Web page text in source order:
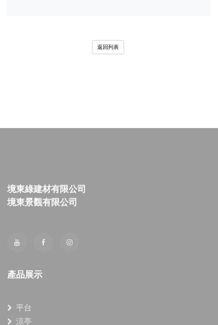
返回列表
境東綠建材有限公司
境東景觀有限公司
產品展示
平台
涼亭